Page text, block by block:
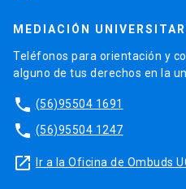
MEDIACIÓN
Teléfonos para orientación y
alguno de tus derechos en la
phone (56)95504 1691
phone (56)95504 1247
launch Ir a la Oficina de Ombuds